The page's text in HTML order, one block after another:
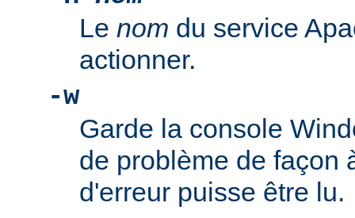
Le nom du service
actionner.
-w
Garde la console
de problème de façon
d'erreur puisse être lu.